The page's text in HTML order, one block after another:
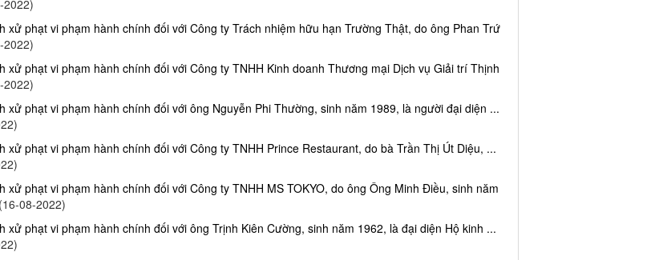
2022)
xử phạt vi phạm hành chính đối với Công ty Trách nhiệm hữu hạn Trường Thật, do ông Phan Trứ
2022)
xử phạt vi phạm hành chính đối với Công ty TNHH Kinh doanh Thương mại Dịch vụ Giải trí Thịnh
2022)
xử phạt vi phạm hành chính đối với ông Nguyễn Phi Thường, sinh năm 1989, là người đại diện ...
xử phạt vi phạm hành chính đối với Công ty TNHH Prince Restaurant, do bà Trần Thị Út Diệu, ...
xử phạt vi phạm hành chính đối với Công ty TNHH MS TOKYO, do ông Ông Minh Điều, sinh năm
(16-08-2022)
xử phạt vi phạm hành chính đối với ông Trịnh Kiên Cường, sinh năm 1962, là đại diện Hộ kinh ...